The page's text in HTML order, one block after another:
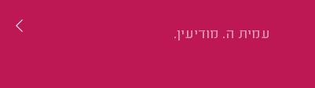
עמית ה. מודיעין.